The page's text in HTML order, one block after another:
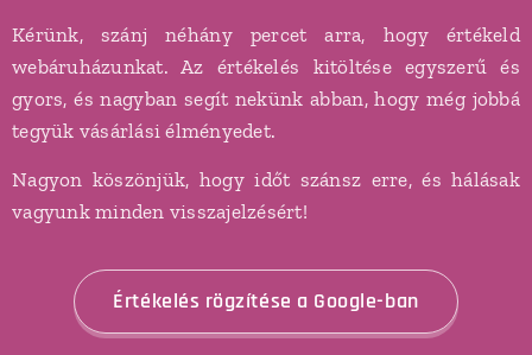
Kérünk, szánj néhány percet arra, hogy értékeld
webáruházunkat. Az értékelés kitöltése egyszerű és
gyors, és nagyban segít nekünk abban, hogy még jobbá
tegyük vásárlási élményedet.
Nagyon köszönjük, hogy időt szánsz erre, és hálásak
vagyunk minden visszajelzésért!
Értékelés rögzítése a Google-ban